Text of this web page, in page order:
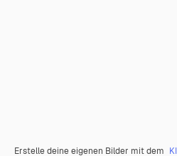
Erstelle deine eigenen Bilder mit dem